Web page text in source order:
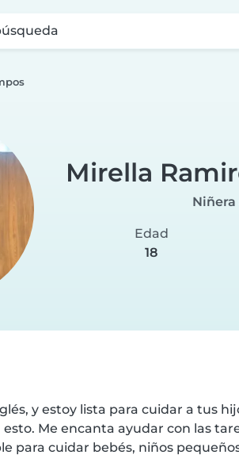
Mirella
Edad
18
y estoy lista para cuidar a tus
Me encanta ayudar con las
para cuidar bebés, niños